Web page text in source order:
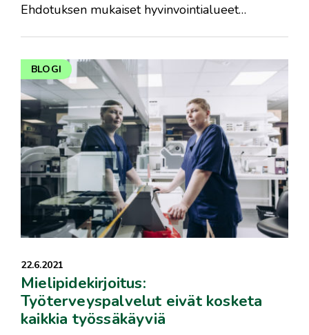
Ehdotuksen mukaiset hyvinvointialueet…
BLOGI
22.6.2021
Mielipidekirjoitus:
Työterveyspalvelut eivät kosketa
kaikkia työssäkäyviä